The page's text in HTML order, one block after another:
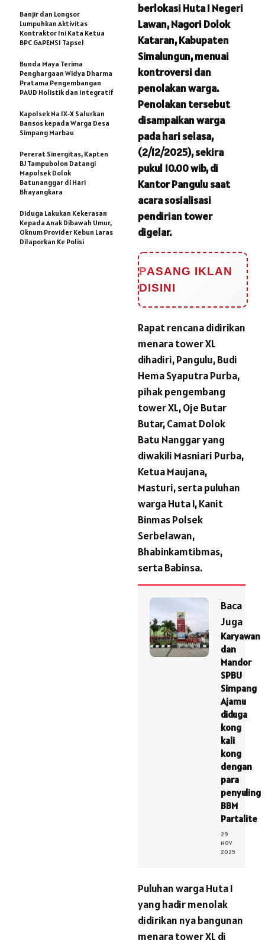
berlokasi Huta I Negeri
Lawan, Nagori Dolok
Kataran, Kabupaten
Simalungun, menuai
kontroversi dan
penolakan warga.
Penolakan tersebut
disampaikan warga
pada hari selasa,
(2/12/2025), sekira
pukul 10.00 wib, di
Kantor Pangulu saat
acara sosialisasi
pendirian tower
digelar.
PASANG IKLAN
DISINI
Rapat rencana didirikan
menara tower XL
dihadiri, Pangulu, Budi
Hema Syaputra Purba,
pihak pengembang
tower XL, Oje Butar
Butar, Camat Dolok
Batu Nanggar yang
diwakili Masniari Purba,
Ketua Maujana,
Masturi, serta puluhan
warga Huta I, Kanit
Binmas Polsek
Serbelawan,
Bhabinkamtibmas,
serta Babinsa.
Baca
Juga
Karyawan
dan
Mandor
SPBU
Simpang
Ajamu
diduga
kong
kali
kong
dengan
para
penyuling
BBM
Partalite
29
NOV
2025
Puluhan warga Huta I
yang hadir menolak
didirikan nya bangunan
menara tower XL di
Banjir dan Longsor
Lumpuhkan Aktivitas
Kontraktor Ini Kata Ketua
BPC GAPENSI Tapsel
Bunda Maya Terima
Penghargaan Widya Dharma
Pratama Pengembangan
PAUD Holistik dan Integratif
Kapolsek Na IX-X Salurkan
Bansos kepada Warga Desa
Simpang Marbau
Pererat Sinergitas, Kapten
BJ Tampubolon Datangi
Mapolsek Dolok
Batunanggar di Hari
Bhayangkara
Diduga Lakukan Kekerasan
Kepada Anak Dibawah Umur,
Oknum Provider Kebun Laras
Dilaporkan Ke Polisi